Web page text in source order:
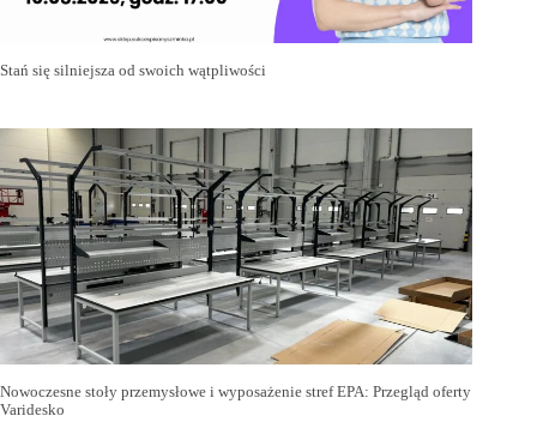
Stań się silniejsza od swoich wątpliwości
Nowoczesne stoły przemysłowe i wyposażenie stref EPA: Przegląd oferty
Varidesko